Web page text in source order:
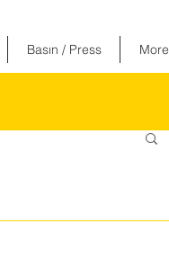
Basın / Press More